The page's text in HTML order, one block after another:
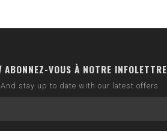
ABONNEZ-VOUS À NOTRE INFOLETTRE
And stay up to date with our latest offers